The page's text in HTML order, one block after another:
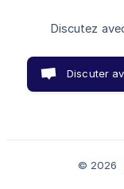
Discutez
Discuter
© 2026